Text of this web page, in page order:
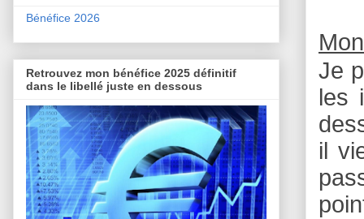
Je
les
il
Bénéfice 2026
Retrouvez mon bénéfice 2025 définitif
dans le libellé juste en dessous